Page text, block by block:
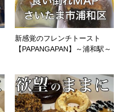
新感覚のフレンチトースト
【PAPANGAPAN】～浦和駅～